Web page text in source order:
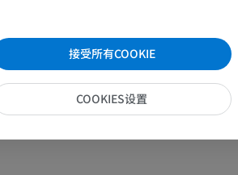
质会员
MRI
MRI
优
膝
接受所有COOKIE
COOKIES设置